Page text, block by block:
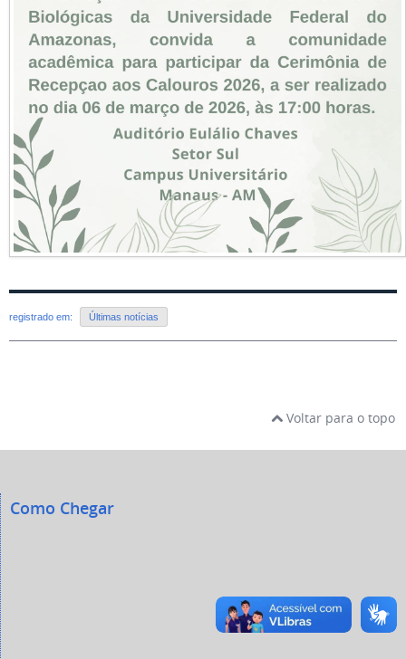
registrado em: Últimas notícias
Voltar para o topo
Como Chegar